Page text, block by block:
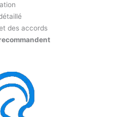
des accords